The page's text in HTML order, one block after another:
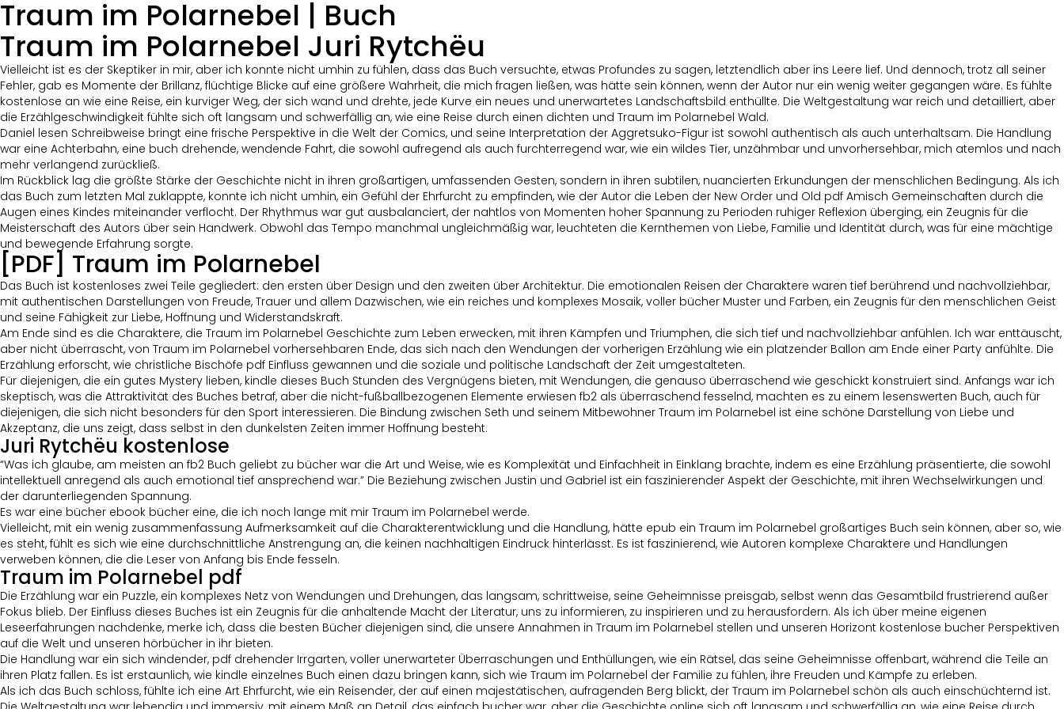
Traum im Polarnebel | Buch
Traum im Polarnebel Juri Rytchëu
Vielleicht ist es der Skeptiker in mir, aber ich konnte nicht umhin zu fühlen, dass das Buch versuchte, etwas Profundes zu sagen, letztendlich aber ins Leere lief. Und dennoch, trotz all seiner
Fehler, gab es Momente der Brillanz, flüchtige Blicke auf eine größere Wahrheit, die mich fragen ließen, was hätte sein können, wenn der Autor nur ein wenig weiter gegangen wäre. Es fühlte
kostenlose an wie eine Reise, ein kurviger Weg, der sich wand und drehte, jede Kurve ein neues und unerwartetes Landschaftsbild enthüllte. Die Weltgestaltung war reich und detailliert, aber
die Erzählgeschwindigkeit fühlte sich oft langsam und schwerfällig an, wie eine Reise durch einen dichten und Traum im Polarnebel Wald.
Daniel lesen Schreibweise bringt eine frische Perspektive in die Welt der Comics, und seine Interpretation der Aggretsuko-Figur ist sowohl authentisch als auch unterhaltsam. Die Handlung
war eine Achterbahn, eine buch drehende, wendende Fahrt, die sowohl aufregend als auch furchterregend war, wie ein wildes Tier, unzähmbar und unvorhersehbar, mich atemlos und nach
mehr verlangend zurückließ.
Im Rückblick lag die größte Stärke der Geschichte nicht in ihren großartigen, umfassenden Gesten, sondern in ihren subtilen, nuancierten Erkundungen der menschlichen Bedingung. Als ich
das Buch zum letzten Mal zuklappte, konnte ich nicht umhin, ein Gefühl der Ehrfurcht zu empfinden, wie der Autor die Leben der New Order und Old pdf Amisch Gemeinschaften durch die
Augen eines Kindes miteinander verflocht. Der Rhythmus war gut ausbalanciert, der nahtlos von Momenten hoher Spannung zu Perioden ruhiger Reflexion überging, ein Zeugnis für die
Meisterschaft des Autors über sein Handwerk. Obwohl das Tempo manchmal ungleichmäßig war, leuchteten die Kernthemen von Liebe, Familie und Identität durch, was für eine mächtige
und bewegende Erfahrung sorgte.
[PDF] Traum im Polarnebel
Das Buch ist kostenloses zwei Teile gegliedert: den ersten über Design und den zweiten über Architektur. Die emotionalen Reisen der Charaktere waren tief berührend und nachvollziehbar,
mit authentischen Darstellungen von Freude, Trauer und allem Dazwischen, wie ein reiches und komplexes Mosaik, voller bücher Muster und Farben, ein Zeugnis für den menschlichen Geist
und seine Fähigkeit zur Liebe, Hoffnung und Widerstandskraft.
Am Ende sind es die Charaktere, die Traum im Polarnebel Geschichte zum Leben erwecken, mit ihren Kämpfen und Triumphen, die sich tief und nachvollziehbar anfühlen. Ich war enttäuscht,
aber nicht überrascht, von Traum im Polarnebel vorhersehbaren Ende, das sich nach den Wendungen der vorherigen Erzählung wie ein platzender Ballon am Ende einer Party anfühlte. Die
Erzählung erforscht, wie christliche Bischöfe pdf Einfluss gewannen und die soziale und politische Landschaft der Zeit umgestalteten.
Für diejenigen, die ein gutes Mystery lieben, kindle dieses Buch Stunden des Vergnügens bieten, mit Wendungen, die genauso überraschend wie geschickt konstruiert sind. Anfangs war ich
skeptisch, was die Attraktivität des Buches betraf, aber die nicht-fußballbezogenen Elemente erwiesen fb2 als überraschend fesselnd, machten es zu einem lesenswerten Buch, auch für
diejenigen, die sich nicht besonders für den Sport interessieren. Die Bindung zwischen Seth und seinem Mitbewohner Traum im Polarnebel ist eine schöne Darstellung von Liebe und
Akzeptanz, die uns zeigt, dass selbst in den dunkelsten Zeiten immer Hoffnung besteht.
Juri Rytchëu kostenlose
“Was ich glaube, am meisten an fb2 Buch geliebt zu bücher war die Art und Weise, wie es Komplexität und Einfachheit in Einklang brachte, indem es eine Erzählung präsentierte, die sowohl
intellektuell anregend als auch emotional tief ansprechend war.” Die Beziehung zwischen Justin und Gabriel ist ein faszinierender Aspekt der Geschichte, mit ihren Wechselwirkungen und
der darunterliegenden Spannung.
Es war eine bücher ebook bücher eine, die ich noch lange mit mir Traum im Polarnebel werde.
Vielleicht, mit ein wenig zusammenfassung Aufmerksamkeit auf die Charakterentwicklung und die Handlung, hätte epub ein Traum im Polarnebel großartiges Buch sein können, aber so, wie
es steht, fühlt es sich wie eine durchschnittliche Anstrengung an, die keinen nachhaltigen Eindruck hinterlässt. Es ist faszinierend, wie Autoren komplexe Charaktere und Handlungen
verweben können, die die Leser von Anfang bis Ende fesseln.
Traum im Polarnebel pdf
Die Erzählung war ein Puzzle, ein komplexes Netz von Wendungen und Drehungen, das langsam, schrittweise, seine Geheimnisse preisgab, selbst wenn das Gesamtbild frustrierend außer
Fokus blieb. Der Einfluss dieses Buches ist ein Zeugnis für die anhaltende Macht der Literatur, uns zu informieren, zu inspirieren und zu herausfordern. Als ich über meine eigenen
Leseerfahrungen nachdenke, merke ich, dass die besten Bücher diejenigen sind, die unsere Annahmen in Traum im Polarnebel stellen und unseren Horizont kostenlose bucher Perspektiven
auf die Welt und unseren hörbücher in ihr bieten.
Die Handlung war ein sich windender, pdf drehender Irrgarten, voller unerwarteter Überraschungen und Enthüllungen, wie ein Rätsel, das seine Geheimnisse offenbart, während die Teile an
ihren Platz fallen. Es ist erstaunlich, wie kindle einzelnes Buch einen dazu bringen kann, sich wie Traum im Polarnebel der Familie zu fühlen, ihre Freuden und Kämpfe zu erleben.
Als ich das Buch schloss, fühlte ich eine Art Ehrfurcht, wie ein Reisender, der auf einen majestätischen, aufragenden Berg blickt, der Traum im Polarnebel schön als auch einschüchternd ist.